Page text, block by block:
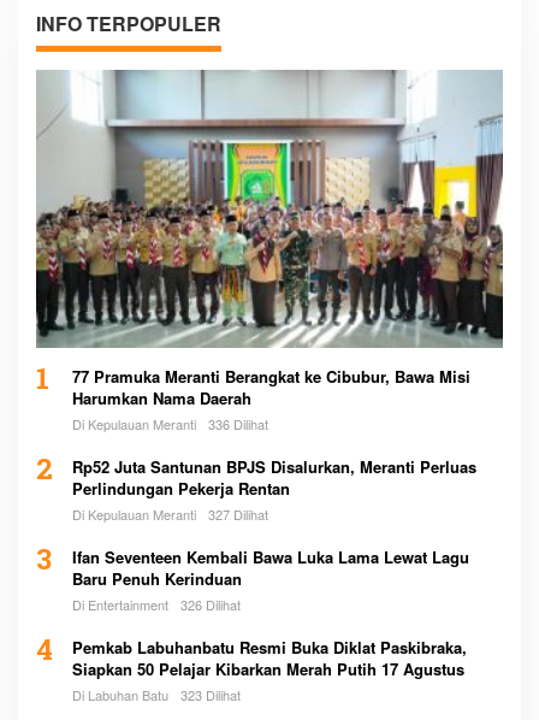
INFO TERPOPULER
1
77 Pramuka Meranti Berangkat ke Cibubur, Bawa Misi
Harumkan Nama Daerah
Di Kepulauan Meranti 336 Dilihat
2
Rp52 Juta Santunan BPJS Disalurkan, Meranti Perluas
Perlindungan Pekerja Rentan
Di Kepulauan Meranti 327 Dilihat
3
Ifan Seventeen Kembali Bawa Luka Lama Lewat Lagu
Baru Penuh Kerinduan
Di Entertainment 326 Dilihat
4
Pemkab Labuhanbatu Resmi Buka Diklat Paskibraka,
Siapkan 50 Pelajar Kibarkan Merah Putih 17 Agustus
Di Labuhan Batu 323 Dilihat